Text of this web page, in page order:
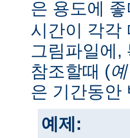
은 용도에 좋
시간이 각각
그림파일에,
참조할때 (
은 기간동안
예제: